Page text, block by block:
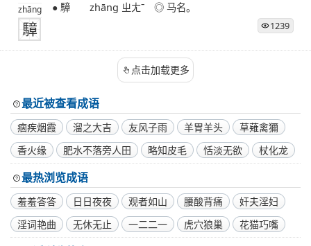
zhāng
騿
● 騿 zhāng ㄓㄤˉ ◎ 马名。
1239
点击加载更多
最近被查看成语
痼疾烟霞 溜之大吉 友风子雨 羊胃羊头
草薙禽獮
香火缘
肥水不落旁人田 略知皮毛 恬淡无欲 杖化龙
最热浏览成语
羞羞答答 日日夜夜 观者如山 腰酸背痛
奸夫淫妇
淫词艳曲
无休无止 一二二一 虎穴狼巢 花猫巧嘴